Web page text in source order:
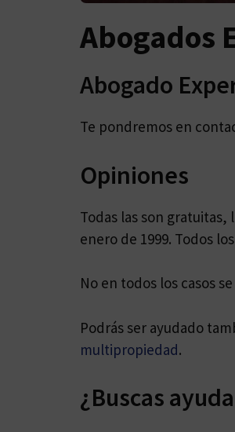
Abogados
Abogado
Te pondremos en
Opiniones
Todas las son gratuitas,
enero de 1999. Todos
No en todos los casos
Podrás ser ayudado
multipropiedad.
¿Buscas